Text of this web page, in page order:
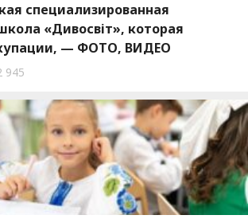
специализированная
«Дивосвіт», которая
— ФОТО, ВИДЕО
945